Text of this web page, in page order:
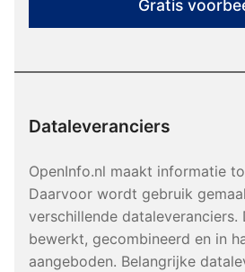
Gratis
Dataleveranciers
OpenInfo.nl maakt informatie
Daarvoor wordt gebruik
verschillende dataleveranciers.
bewerkt, gecombineerd en in
aangeboden. Belangrijke